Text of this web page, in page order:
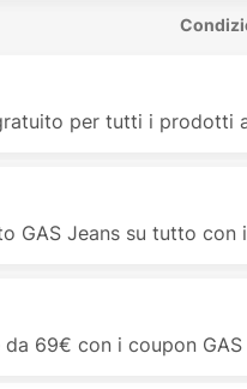
per tutti i prodotti
GAS Jeans su tutto con
69€ con i coupon GAS